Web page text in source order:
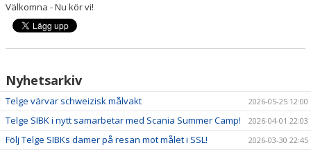
Välkomna - Nu kör vi!
Nyhetsarkiv
Telge värvar schweizisk målvakt 2026-05-25 12:00
Telge SIBK i nytt samarbetar med Scania Summer Camp! 2026-04-01 22:03
Följ Telge SIBKs damer på resan mot målet i SSL! 2026-03-30 22:45